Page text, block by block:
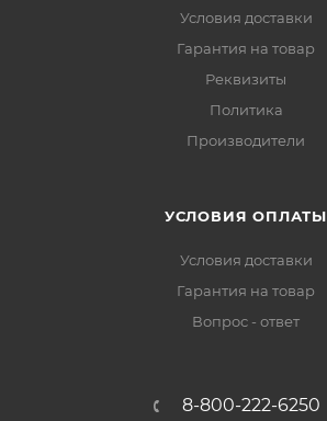
Условия доставки
Гарантия на товар
Реквизиты
Политика
Производители
УСЛОВИЯ ОПЛАТЫ
Условия доставки
Гарантия на товар
Вопрос - ответ
8-800-222-6250